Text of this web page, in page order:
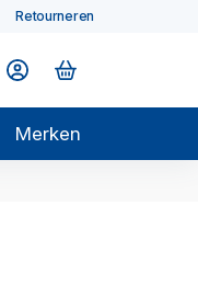
Retourneren
Merken